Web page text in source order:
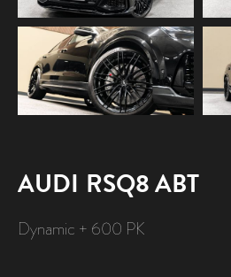
AUDI RSQ8 ABT
Dynamic + 600 PK